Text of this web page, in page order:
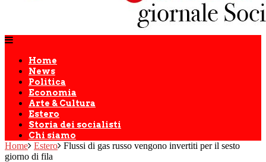
Home
News
Politica
Economia
Arte & Cultura
Estero
Storia dei socialisti
Chi siamo
Home Estero Flussi di gas russo vengono invertiti per il sesto
giorno di fila